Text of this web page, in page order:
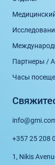
Партнеры /
Часы
+357 25 208
1, Nikis